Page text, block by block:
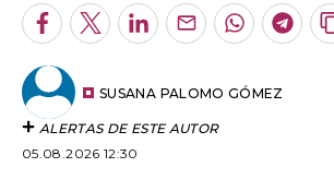
Facebook
TwitterLinkedInEnviarWhatsapp
SUSANA PALOMO GÓMEZ
ALERTAS DE ESTE AUTOR
05.08.2026 12:30